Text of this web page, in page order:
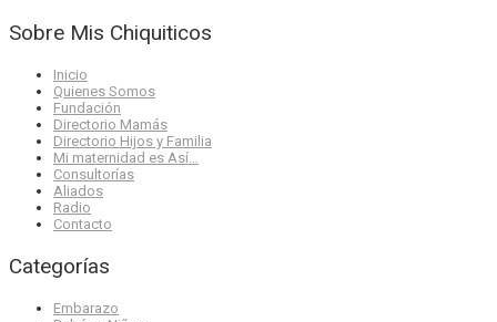
Sobre Mis Chiquiticos
Inicio
Quienes Somos
Fundación
Directorio Mamás
Directorio Hijos y Familia
Mi maternidad es Así…
Consultorías
Aliados
Radio
Contacto
Categorías
Embarazo